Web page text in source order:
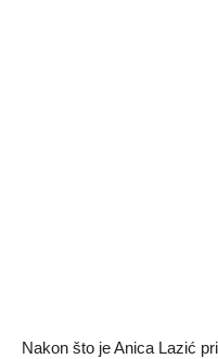
Nakon što je Anica Lazić